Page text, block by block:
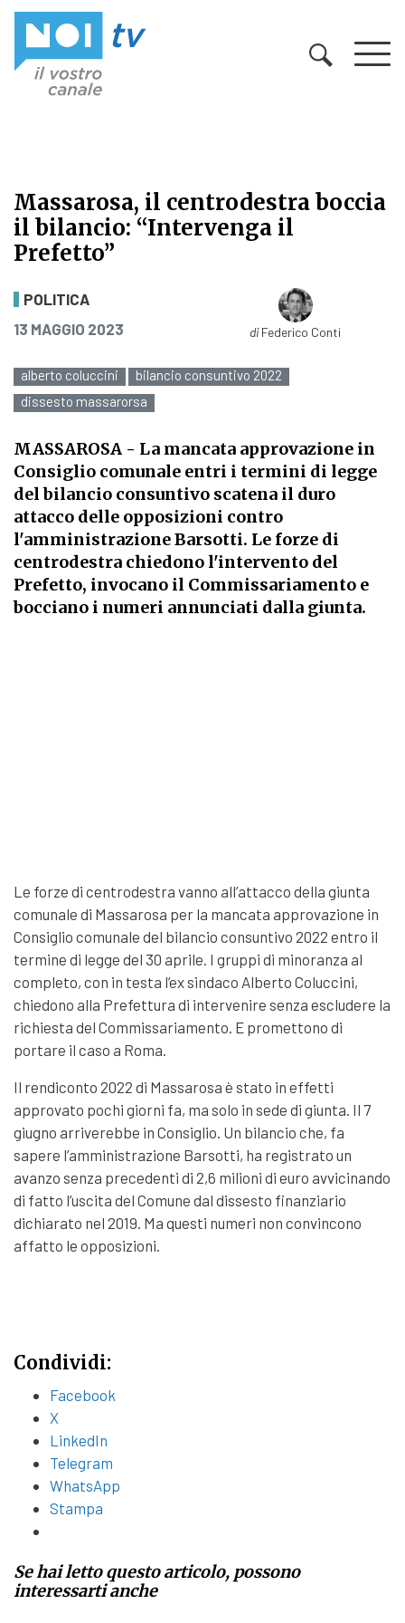
Massarosa, il centrodestra boccia
il bilancio: “Intervenga il
Prefetto”
Massarosa, il centrodestra boccia
POLITICA
PUBBLICATO IL
13 MAGGIO 2023 diFederico Conti
alberto coluccini
bilancio consuntivo 2022
dissesto massarorsa
MASSAROSA - La mancata approvazione in
Consiglio comunale entri i termini di legge
del bilancio consuntivo scatena il duro
attacco delle opposizioni contro
l'amministrazione Barsotti. Le forze di
centrodestra chiedono l'intervento del
Prefetto, invocano il Commissariamento e
bocciano i numeri annunciati dalla giunta.
Le forze di centrodestra vanno all’attacco della giunta
comunale di Massarosa per la mancata approvazione in
Consiglio comunale del bilancio consuntivo 2022 entro il
termine di legge del 30 aprile. I gruppi di minoranza al
completo, con in testa l’ex sindaco Alberto Coluccini,
chiedono alla Prefettura di intervenire senza escludere la
richiesta del Commissariamento. E promettono di
portare il caso a Roma.
Il rendiconto 2022 di Massarosa è stato in effetti
approvato pochi giorni fa, ma solo in sede di giunta. Il 7
giugno arriverebbe in Consiglio. Un bilancio che, fa
sapere l’amministrazione Barsotti, ha registrato un
avanzo senza precedenti di 2,6 milioni di euro avvicinando
di fatto l’uscita del Comune dal dissesto finanziario
dichiarato nel 2019. Ma questi numeri non convincono
affatto le opposizioni.
Condividi:
Facebook
X
LinkedIn
Telegram
WhatsApp
Stampa
Se hai letto questo articolo, possono
interessarti anche